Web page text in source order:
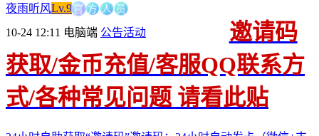
夜雨听风Lv.9官方人员
10-24 12:11 电脑端 公告活动
邀请码
获取/金币充值/客服QQ联系方
式/各种常见问题 请看此贴